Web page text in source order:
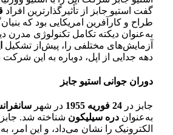
گفت استیو جابز از تأثیرگذارترین افراد
طراح و کارآفرین ‌امریکایی بود که
به‌عنوان دیکته تکامل تکنولوژی مدرن
آزمایش‌های مختلفی را، پیش‌از تشکیل
دهه جدایی از اپل، دوباره به این
دوران جوانی استیو جابز
جابز در 24 فوریه 1955 در شهر
به‌عنوان دره سیلیکون شناخته ‌شد.
الکترونیک را نشان می‌داد، و این